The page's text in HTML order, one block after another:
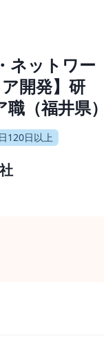
ネットワー
開発】研
職（福井県
120日以上